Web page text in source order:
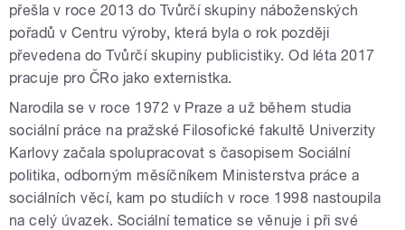
přešla v roce 2013 do Tvůrčí skupiny náboženských
pořadů v Centru výroby, která byla o rok později
převedena do Tvůrčí skupiny publicistiky. Od léta 2017
pracuje pro ČRo jako externistka.
Narodila se v roce 1972 v Praze a už během studia
sociální práce na pražské Filosofické fakultě Univerzity
Karlovy začala spolupracovat s časopisem Sociální
politika, odborným měsíčníkem Ministerstva práce a
sociálních věcí, kam po studiích v roce 1998 nastoupila
na celý úvazek. Sociální tematice se věnuje i při své